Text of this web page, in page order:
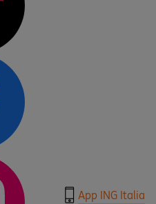
App ING Italia